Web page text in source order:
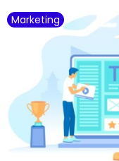
Marketing